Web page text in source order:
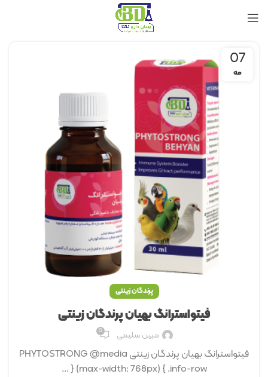
07
مه
پرندگان زینتی
فیتواسترانگ بهیان پرندگان زینتی
مبین سلیمی 0
فیتواسترانگ بهیان پرندگان زینتی PHYTOSTRONG @media
(max-width: 768px) { .info-row { ...